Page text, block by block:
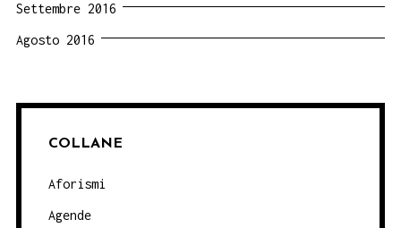
Settembre 2016
Agosto 2016
COLLANE
Aforismi
Agende